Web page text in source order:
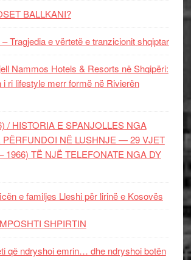
BALLKANI?
Tragjedia e vërtetë e tranzicionit shqiptar
Nammos Hotels & Resorts në Shqipëri:
i ri lifestyle merr formë në Rivierën
/ HISTORIA E SPANJOLLES NGA
PËRFUNDOI NË LUSHNJE — 29 VJET
1966) TË NJË TELEFONATE NGA DY
e familjes Lleshi për lirinë e Kosovës
SHPIRTIN
që ndryshoi emrin… dhe ndryshoi botën